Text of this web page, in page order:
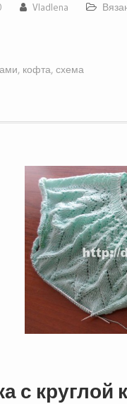
Vladlena
, кофта, схема
с круглой